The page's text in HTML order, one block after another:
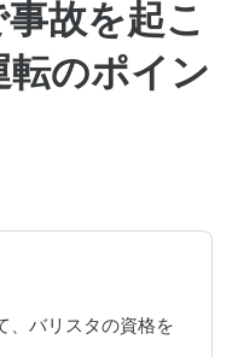
故を起こ
転のポイン
、バリスタの資格を